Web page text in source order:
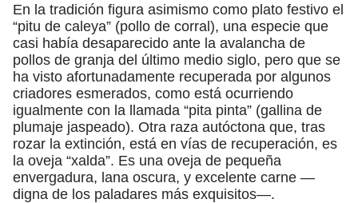
En la tradición figura asimismo como plato festivo el
“pitu de caleya” (pollo de corral), una especie que
casi había desaparecido ante la avalancha de
pollos de granja del último medio siglo, pero que se
ha visto afortunadamente recuperada por algunos
criadores esmerados, como está ocurriendo
igualmente con la llamada “pita pinta” (gallina de
plumaje jaspeado). Otra raza autóctona que, tras
rozar la extinción, está en vías de recuperación, es
la oveja “xalda”. Es una oveja de pequeña
envergadura, lana oscura, y excelente carne —
digna de los paladares más exquisitos—.